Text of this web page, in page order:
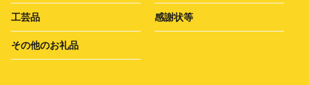
工芸品 感謝状等
その他のお礼品